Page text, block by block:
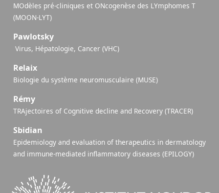
MOdèles pré-cliniques et ONcogenèse des LYmphomes T
(MOON-LYT)
Pawlotsky
​ Virus, Hépatologie, Cancer (VHC)
Relaix
Biologie du système neuromusculaire (MUSE)
Rémy
TRAjectoires of Cognitive decline and Recovery (TRACER)
Sbidian
Epidemiology and evaluation of therapeutics in dermatology
and immune-mediated inflammatory diseases (EPILOGY)